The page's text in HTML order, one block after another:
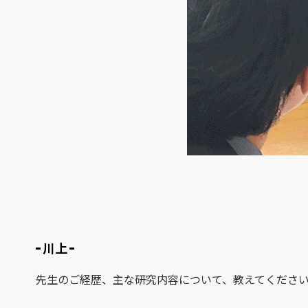
川上
先生のご経歴、主な研究内容について、教えてくださ